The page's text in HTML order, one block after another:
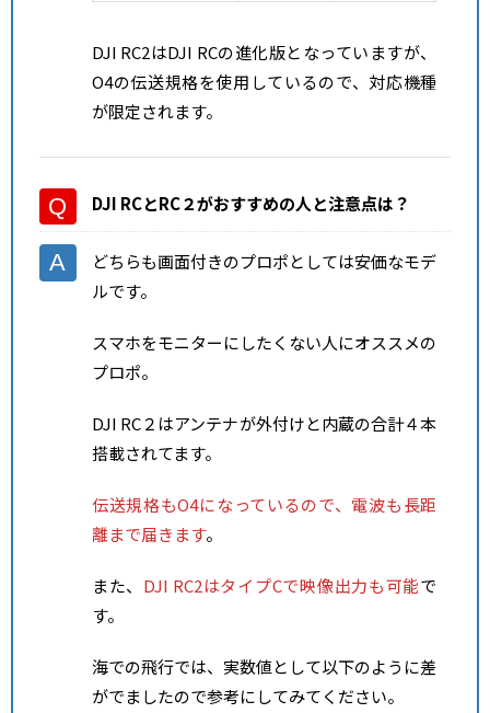
DJI RC2はDJI RCの進化版となっていますが、
O4の伝送規格を使用しているので、対応機種
が限定されます。
DJI RCとRC２がおすすめの人と注意点は？
どちらも画面付きのプロポとしては安価なモデ
ルです。
スマホをモニターにしたくない人にオススメの
プロポ。
DJI RC２はアンテナが外付けと内蔵の合計４本
搭載されてます。
伝送規格もO4になっているので、電波も長距
離まで届きます。
また、 DJI RC2はタイプCで映像出力も可能で
す。
海での飛行では、実数値として以下のように差
がでましたので参考にしてみてください。